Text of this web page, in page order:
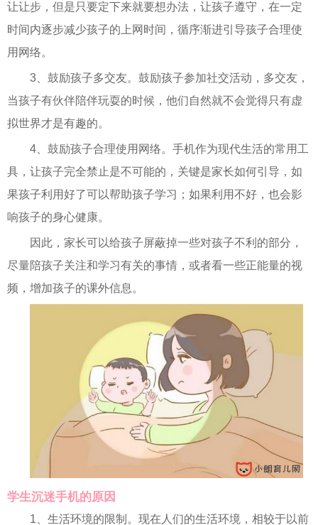
让让步，但是只要定下来就要想办法，让孩子遵守，在一定
时间内逐步减少孩子的上网时间，循序渐进引导孩子合理使
用网络。
3、鼓励孩子多交友。鼓励孩子参加社交活动，多交友，
当孩子有伙伴陪伴玩耍的时候，他们自然就不会觉得只有虚
拟世界才是有趣的。
4、鼓励孩子合理使用网络。手机作为现代生活的常用工
具，让孩子完全禁止是不可能的，关键是家长如何引导，如
果孩子利用好了可以帮助孩子学习；如果利用不好，也会影
响孩子的身心健康。
因此，家长可以给孩子屏蔽掉一些对孩子不利的部分，
尽量陪孩子关注和学习有关的事情，或者看一些正能量的视
频，增加孩子的课外信息。
学生沉迷手机的原因
1、生活环境的限制。现在人们的生活环境，相较于以前